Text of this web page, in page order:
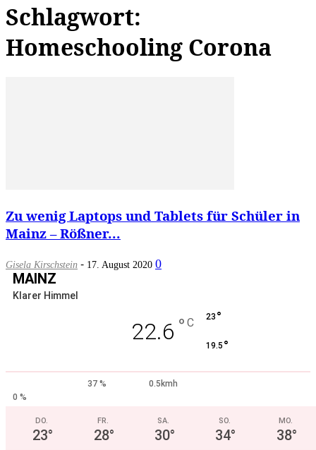
Schlagwort:
Homeschooling Corona
Zu wenig Laptops und Tablets für Schüler in
Mainz – Rößner...
Gisela Kirschstein - 17. August 2020 0
MAINZ
Klarer Himmel
22.6 ° C 23 °
19.5 °
37 %
0.5kmh
0 %
DO.
23°
FR.
28°
SA.
30°
SO.
34°
MO.
38°